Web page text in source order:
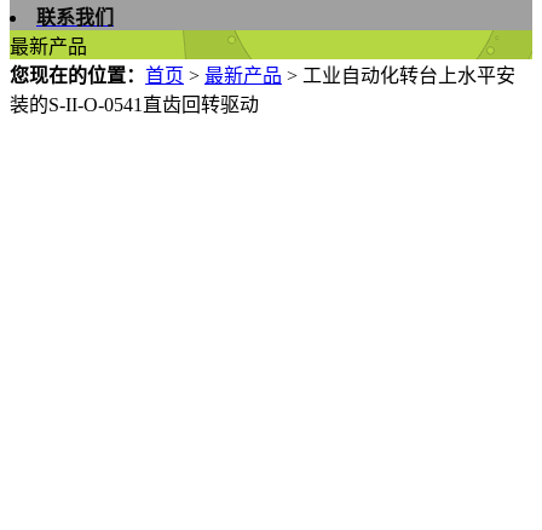
联系我们
最新产品
您现在的位置： 首页 > 最新产品 > 工业自动化转台上水平安
装的S-II-O-0541直齿回转驱动